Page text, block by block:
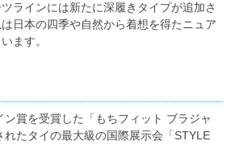
ラインには新たに深履きタイプが追加さ
日本の四季や自然から着想を得たニュア
ます。
賞を受賞した「もちフィット ブラジャ
たタイの最大級の国際展示会「STYLE